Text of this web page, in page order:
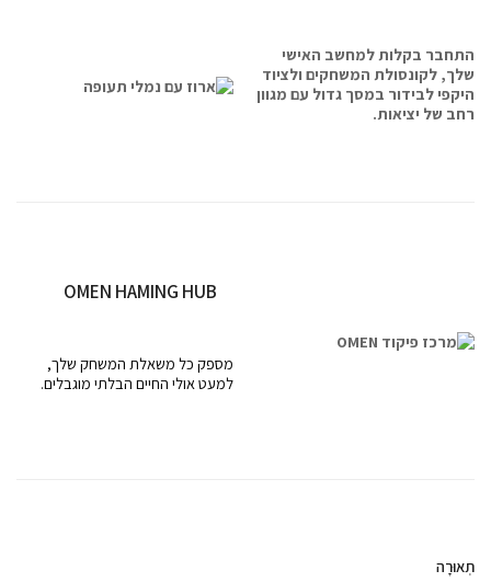
התחבר בקלות למחשב האישי
שלך, לקונסולת המשחקים ולציוד
היקפי לבידור במסך גדול עם מגוון
רחב של יציאות.
OMEN HAMING HUB
מספק כל משאלת המשחק שלך,
למעט אולי החיים הבלתי מוגבלים.
תְאוּרָה